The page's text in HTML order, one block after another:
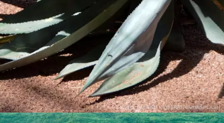
FOTO: IMAGEM ILUSTRATIVA/UNSPLASH